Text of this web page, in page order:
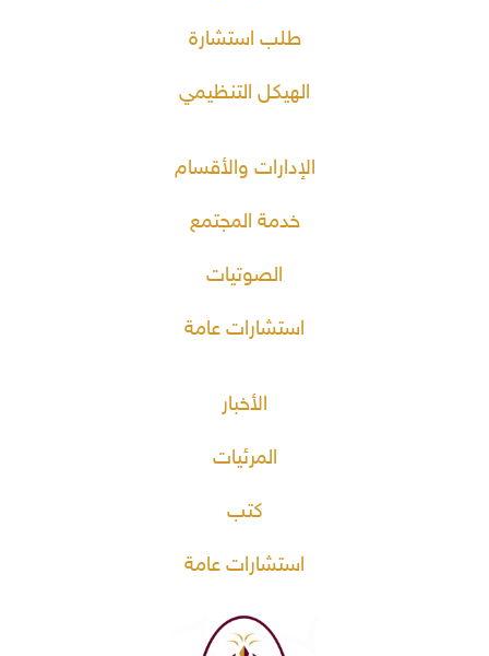
طلب استشارة
الهيكل التنظيمي
الإدارات والأقسام
خدمة المجتمع
الصوتيات
استشارات عامة
الأخبار
المرئيات
كتب
استشارات عامة